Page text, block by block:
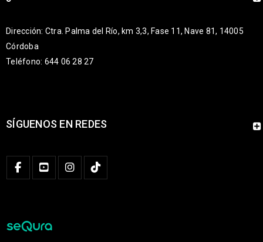
Dirección: Ctra. Palma del Río, km 3,3, Fase 11, Nave 81, 14005
Córdoba
Teléfono: 644 06 28 27
SÍGUENOS EN REDES